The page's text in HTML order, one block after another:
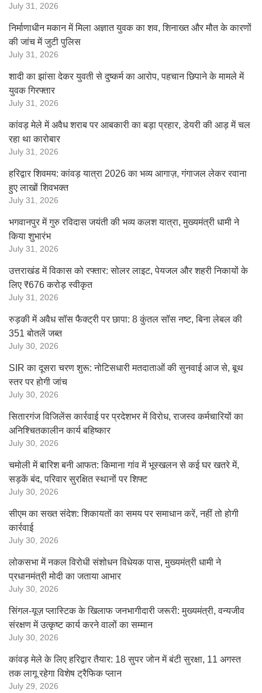
July 31, 2026
निर्माणाधीन मकान में मिला अज्ञात युवक का शव, शिनाख्त और मौत के कारणों
की जांच में जुटी पुलिस
July 31, 2026
शादी का झांसा देकर युवती से दुष्कर्म का आरोप, पहचान छिपाने के मामले में
युवक गिरफ्तार
July 31, 2026
कांवड़ मेले में अवैध शराब पर आबकारी का बड़ा प्रहार, डेयरी की आड़ में चल
रहा था कारोबार
July 31, 2026
हरिद्वार शिवमय: कांवड़ यात्रा 2026 का भव्य आगाज़, गंगाजल लेकर रवाना
हुए लाखों शिवभक्त
July 31, 2026
भगवानपुर में गुरु रविदास जयंती की भव्य कलश यात्रा, मुख्यमंत्री धामी ने
किया शुभारंभ
July 31, 2026
उत्तराखंड में विकास को रफ्तार: सोलर लाइट, पेयजल और शहरी निकायों के
लिए ₹676 करोड़ स्वीकृत
July 31, 2026
रुड़की में अवैध सॉस फैक्ट्री पर छापा: 8 कुंतल सॉस नष्ट, बिना लेबल की
351 बोतलें जब्त
July 30, 2026
SIR का दूसरा चरण शुरू: नोटिसधारी मतदाताओं की सुनवाई आज से, बूथ
स्तर पर होगी जांच
July 30, 2026
सितारगंज विजिलेंस कार्रवाई पर प्रदेशभर में विरोध, राजस्व कर्मचारियों का
अनिश्चितकालीन कार्य बहिष्कार
July 30, 2026
चमोली में बारिश बनी आफत: किमाना गांव में भूस्खलन से कई घर खतरे में,
सड़कें बंद, परिवार सुरक्षित स्थानों पर शिफ्ट
July 30, 2026
सीएम का सख्त संदेश: शिकायतों का समय पर समाधान करें, नहीं तो होगी
कार्रवाई
July 30, 2026
लोकसभा में नकल विरोधी संशोधन विधेयक पास, मुख्यमंत्री धामी ने
प्रधानमंत्री मोदी का जताया आभार
July 30, 2026
सिंगल-यूज़ प्लास्टिक के खिलाफ जनभागीदारी जरूरी: मुख्यमंत्री, वन्यजीव
संरक्षण में उत्कृष्ट कार्य करने वालों का सम्मान
July 30, 2026
कांवड़ मेले के लिए हरिद्वार तैयार: 18 सुपर जोन में बंटी सुरक्षा, 11 अगस्त
तक लागू रहेगा विशेष ट्रैफिक प्लान
July 29, 2026